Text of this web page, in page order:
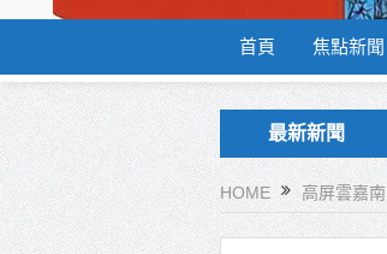
首頁 焦點新聞
最新新聞
HOME 高屏雲嘉南